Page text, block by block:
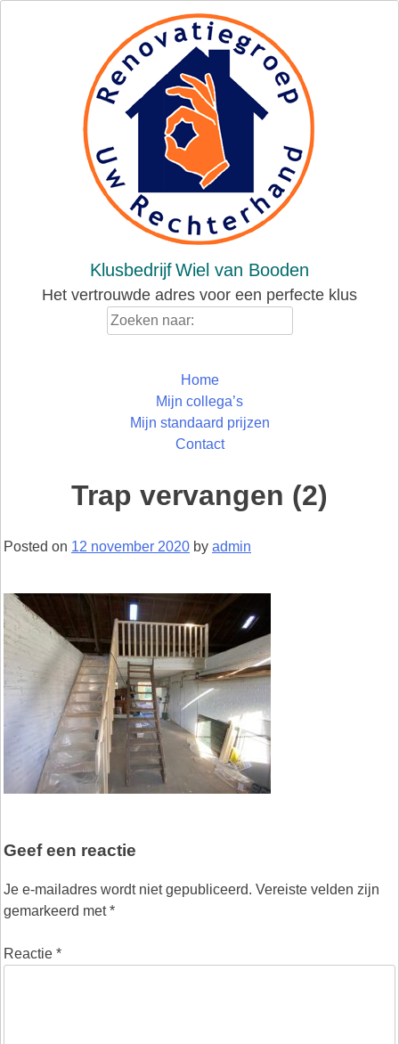
KlusbedrijfWiel van Booden
Het vertrouwde adres voor een perfecte klus
Home
Mijn collega’s
Mijn standaard prijzen
Contact
Trap vervangen (2)
Posted on 12 november 2020 by admin
Geef een reactie
Je e-mailadres wordt niet gepubliceerd. Vereiste velden zijn
gemarkeerd met*
Reactie *